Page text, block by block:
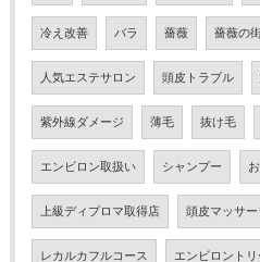
冷え改善 バラ 薔薇 薔薇の
人気エステサロン 頭皮トラブル
紫外線ダメージ 薄毛 抜け毛
エンビロン取扱い シャンプー
上級ディプロマ取得店 頭皮マッサー
レカルカフルコース エンビロントリ